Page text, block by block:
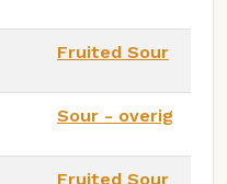
Fruited Sour
Sour - overig
Fruited Sour